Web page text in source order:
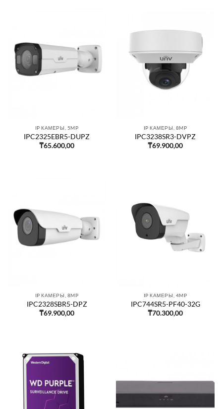
IP КАМЕРЫ, 5MP
IPC2325EBR5-DUPZ
₸65.600,00
IP КАМЕРЫ, 8MP
IPC3238SR3-DVPZ
₸69.900,00
IP КАМЕРЫ, 8MP
IPC2328SBR5-DPZ
₸69.900,00
IP КАМЕРЫ, 4MP
IPC744SR5-PF40-32G
₸70.300,00